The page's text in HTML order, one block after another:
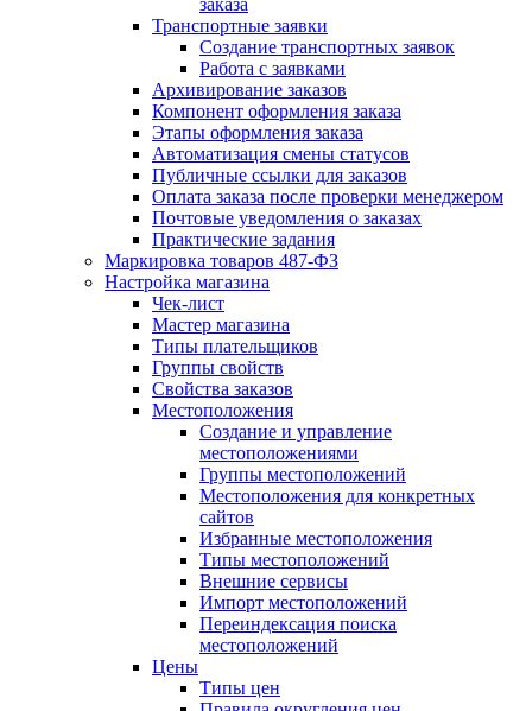
заказа
Транспортные заявки
Создание транспортных заявок
Работа с заявками
Архивирование заказов
Компонент оформления заказа
Этапы оформления заказа
Автоматизация смены статусов
Публичные ссылки для заказов
Оплата заказа после проверки менеджером
Почтовые уведомления о заказах
Практические задания
Маркировка товаров 487-ФЗ
Настройка магазина
Чек-лист
Мастер магазина
Типы плательщиков
Группы свойств
Свойства заказов
Местоположения
Создание и управление
местоположениями
Группы местоположений
Местоположения для конкретных
сайтов
Избранные местоположения
Типы местоположений
Внешние сервисы
Импорт местоположений
Переиндексация поиска
местоположений
Цены
Типы цен